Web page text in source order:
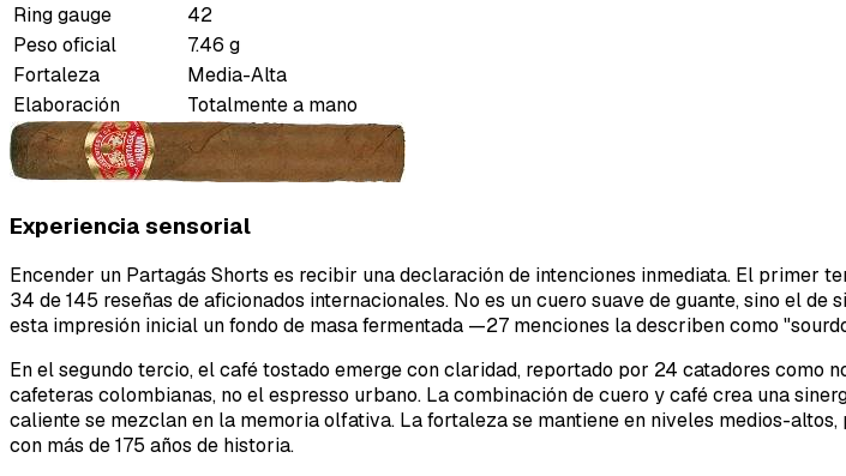
Ring gauge
42
Peso oficial
7.46 g
Fortaleza
Media-Alta
Elaboración
Totalmente a mano
Experiencia sensorial
Encender un Partagás Shorts es recibir una declaración de intenciones inmediata. El primer
34 de 145 reseñas de aficionados internacionales. No es un cuero suave de guante, sino el
esta impresión inicial un fondo de masa fermentada —27 menciones la describen como
En el segundo tercio, el café tostado emerge con claridad, reportado por 24 catadores como
cafeteras colombianas, no el espresso urbano. La combinación de cuero y café crea una
caliente se mezclan en la memoria olfativa. La fortaleza se mantiene en niveles medios-
con más de 175 años de historia.